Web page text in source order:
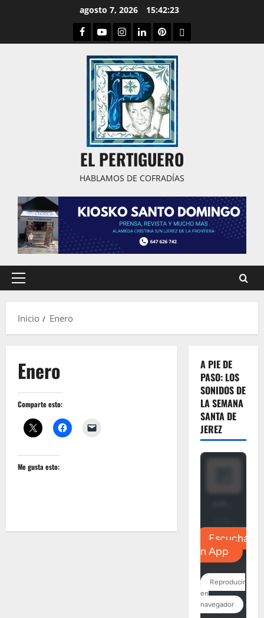
agosto 7, 2026 15:42:24
Facebook
YoutubeInstagram
LinkedPinterestDribbble
EL PERTIGUERO
HABLAMOS DE COFRADÍAS
Menú
Inicio
Enero
Enero
Comparte esto:
Me gusta esto:
A PIE DE
PASO: LOS
SONIDOS DE
LA SEMANA
SANTA DE
JEREZ